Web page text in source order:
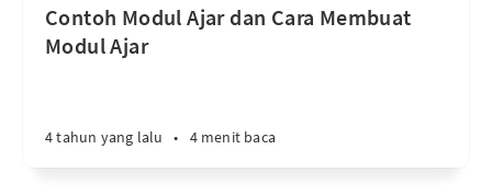
Contoh Modul Ajar dan Cara Membuat
Modul Ajar
4 tahun yang lalu • 4 menit baca